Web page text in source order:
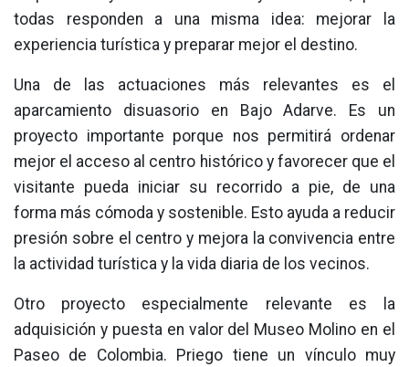
todas responden a una misma idea: mejorar la
experiencia turística y preparar mejor el destino.
Una de las actuaciones más relevantes es el
aparcamiento disuasorio en Bajo Adarve. Es un
proyecto importante porque nos permitirá ordenar
mejor el acceso al centro histórico y favorecer que el
visitante pueda iniciar su recorrido a pie, de una
forma más cómoda y sostenible. Esto ayuda a reducir
presión sobre el centro y mejora la convivencia entre
la actividad turística y la vida diaria de los vecinos.
Otro proyecto especialmente relevante es la
adquisición y puesta en valor del Museo Molino en el
Paseo de Colombia. Priego tiene un vínculo muy